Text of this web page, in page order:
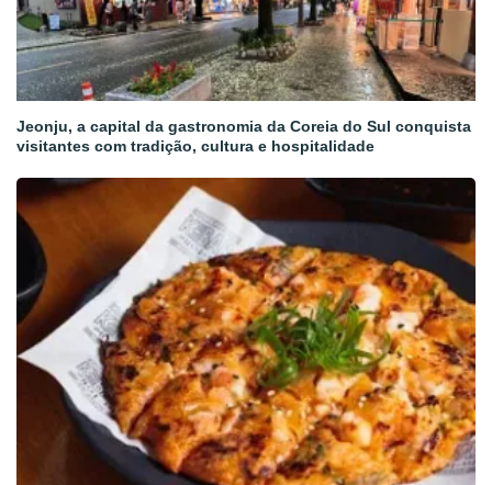
Jeonju, a capital da gastronomia da Coreia do Sul conquista
visitantes com tradição, cultura e hospitalidade